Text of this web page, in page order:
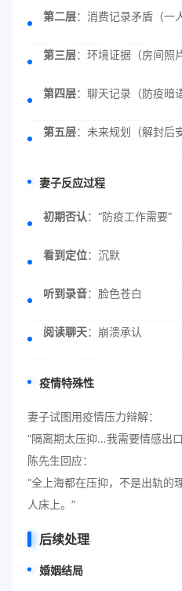
第二层：消费记录矛盾（一
第三层：环境证据（房间照
第四层：聊天记录（防疫暗
第五层：未来规划（解封后
妻子反应过程
初期否认：“防疫工作需要”
看到定位：沉默
听到录音：脸色苍白
阅读聊天：崩溃承认
疫情特殊性
妻子试图用疫情压力辩解：
“隔离期太压抑…我需要情感出
陈先生回应：
“全上海都在压抑，不是出轨的
人床上。”
后续处理
婚姻结局